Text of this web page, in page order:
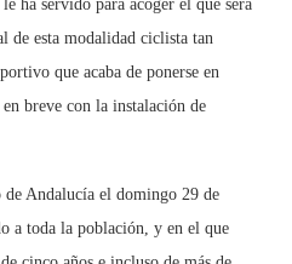
ha servido para acoger el que será
de esta modalidad ciclista tan
que acaba de ponerse en
breve con la instalación de
Andalucía el domingo 29 de
a toda la población, y en el que